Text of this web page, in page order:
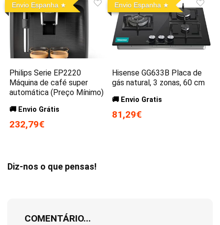
Envio Espanha
Philips Serie EP2220
Máquina de café super
automática (Preço Mínimo)
🚚 Envio Grátis
232,79€
Envio Espanha
Hisense GG633B Placa de
gás natural, 3 zonas, 60 cm
🚚 Envio Gratis
81,29€
Diz-nos o que pensas!
COMENTÁRIO...